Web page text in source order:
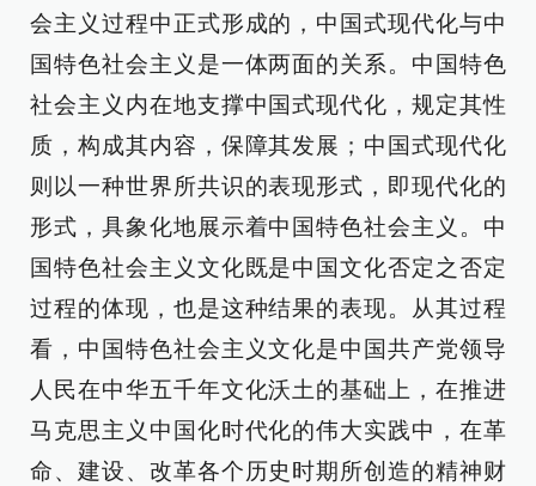
会主义过程中正式形成的，中国式现代化与中
国特色社会主义是一体两面的关系。中国特色
社会主义内在地支撑中国式现代化，规定其性
质，构成其内容，保障其发展；中国式现代化
则以一种世界所共识的表现形式，即现代化的
形式，具象化地展示着中国特色社会主义。中
国特色社会主义文化既是中国文化否定之否定
过程的体现，也是这种结果的表现。从其过程
看，中国特色社会主义文化是中国共产党领导
人民在中华五千年文化沃土的基础上，在推进
马克思主义中国化时代化的伟大实践中，在革
命、建设、改革各个历史时期所创造的精神财